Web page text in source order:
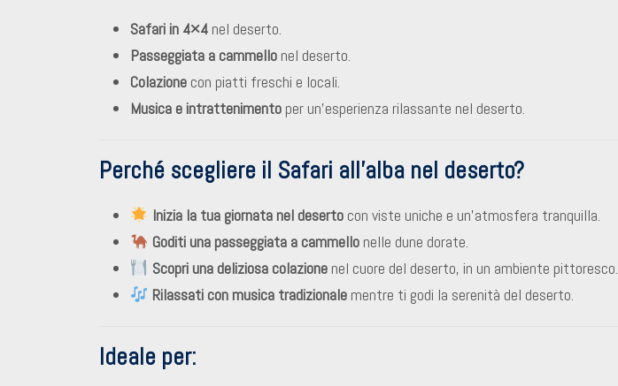
Safari in 4×4 nel deserto.
Passeggiata a cammello nel deserto.
Colazione con piatti freschi e locali.
Musica e intrattenimento per un’esperienza rilassante nel deserto.
Perché scegliere il Safari all’alba nel deserto?
Inizia la tua giornata nel desertocon viste uniche e un’atmosfera tranquilla.
Goditi una passeggiata a cammellonelle dune dorate.
Scopri una deliziosa colazionenel cuore del deserto, in un ambiente pittoresco.
Rilassati con musica tradizionalementre ti godi la serenità del deserto.
Ideale per: